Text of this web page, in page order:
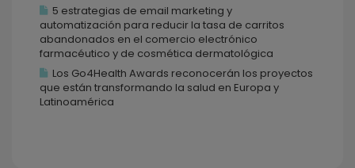
5 estrategias de email marketing y
automatización para reducir la tasa de carritos
abandonados en el comercio electrónico
farmacéutico y de cosmética dermatológica
Los Go4Health Awards reconocerán los proyectos
que están transformando la salud en Europa y
Latinoamérica